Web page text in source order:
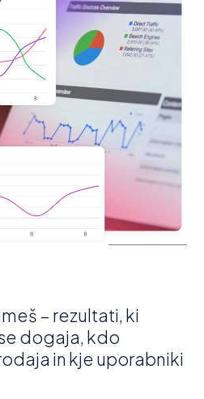
– rezultati, ki
dogaja, kdo
in kje uporabniki